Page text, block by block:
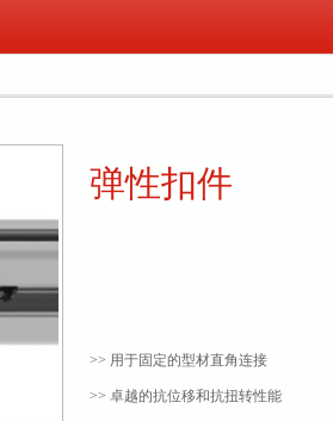
弹性扣件
>> 用于固定的型材直角连接
>> 卓越的抗位移和抗扭转性能